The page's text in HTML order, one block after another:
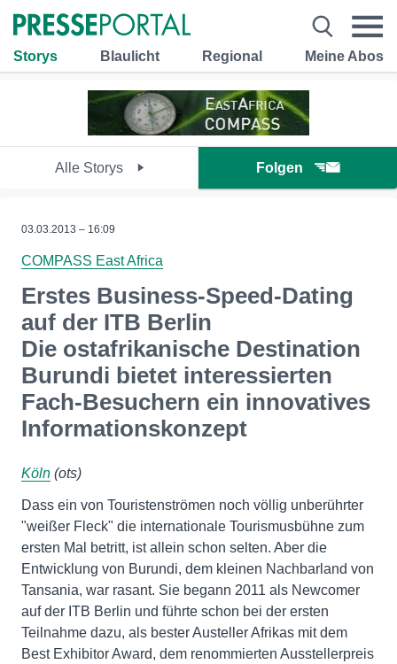
Storys Blaulicht Regional Meine Abos
Alle Storys Folgen
03.03.2013 – 16:09
COMPASS East Africa
Erstes Business-Speed-Dating
auf der ITB Berlin
Die ostafrikanische Destination
Burundi bietet interessierten
Fach-Besuchern ein innovatives
Informationskonzept
Köln (ots)
Dass ein von Touristenströmen noch völlig unberührter
"weißer Fleck" die internationale Tourismusbühne zum
ersten Mal betritt, ist allein schon selten. Aber die
Entwicklung von Burundi, dem kleinen Nachbarland von
Tansania, war rasant. Sie begann 2011 als Newcomer
auf der ITB Berlin und führte schon bei der ersten
Teilnahme dazu, als bester Austeller Afrikas mit dem
Best Exhibitor Award, dem renommierten Ausstellerpreis